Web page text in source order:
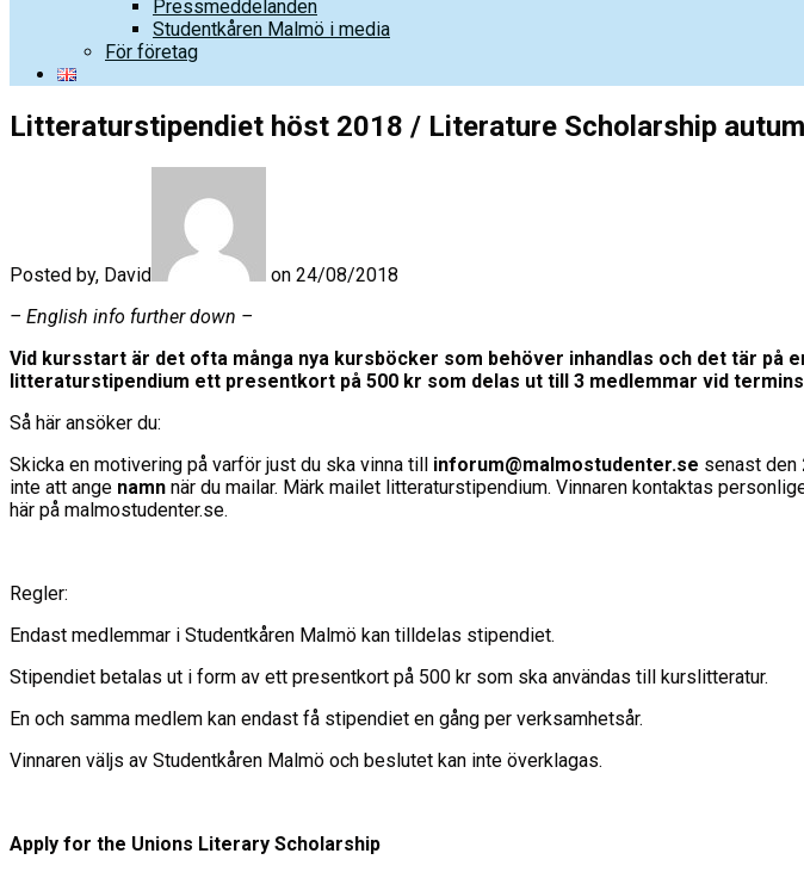
Pressmeddelanden
Studentkåren Malmö i media
För företag
Litteraturstipendiet höst 2018 / Literature Scholarship
Posted by, David
on 24/08/2018
– English info further down –
Vid kursstart är det ofta många nya kursböcker som behöver inhandlas och det tär på
litteraturstipendium ett presentkort på 500 kr som delas ut till 3 medlemmar vid
Så här ansöker du:
Skicka en motivering på varför just du ska vinna till inforum@malmostudenter.se senast den
inte att ange namn när du mailar. Märk mailet litteraturstipendium. Vinnaren kontaktas
här på malmostudenter.se.
Regler:
Endast medlemmar i Studentkåren Malmö kan tilldelas stipendiet.
Stipendiet betalas ut i form av ett presentkort på 500 kr som ska användas till kurslitteratur.
En och samma medlem kan endast få stipendiet en gång per verksamhetsår.
Vinnaren väljs av Studentkåren Malmö och beslutet kan inte överklagas.
Apply for the Unions Literary Scholarship